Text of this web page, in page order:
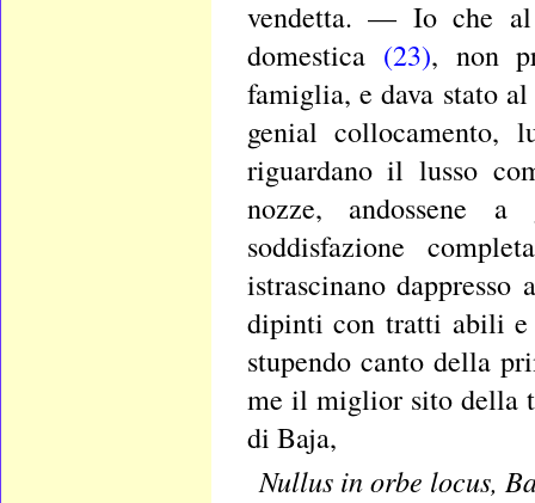
vendetta. — Io che
domestica (23), non
famiglia, e dava stato
genial collocamento,
riguardano il lusso
nozze, andossene
soddisfazione
istrascinano
dipinti con tratti abili e
stupendo canto della
me il miglior sito della
di Baja,
Nullus in orbe locus,